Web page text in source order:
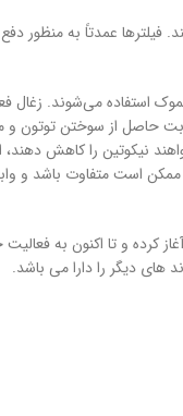
عمدتاً به
استفاده می‌شوند.
حاصل از سوختن توتون و
نیکوتین را کاهش دهند، از
ممکن است متفاوت
میباشد. این شرکت از سال
های دیگر را دارا می باشد.